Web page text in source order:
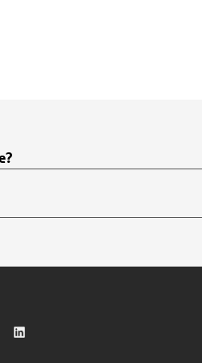
Instagram
auf TikTok
Sparkasse auf LinkedIn